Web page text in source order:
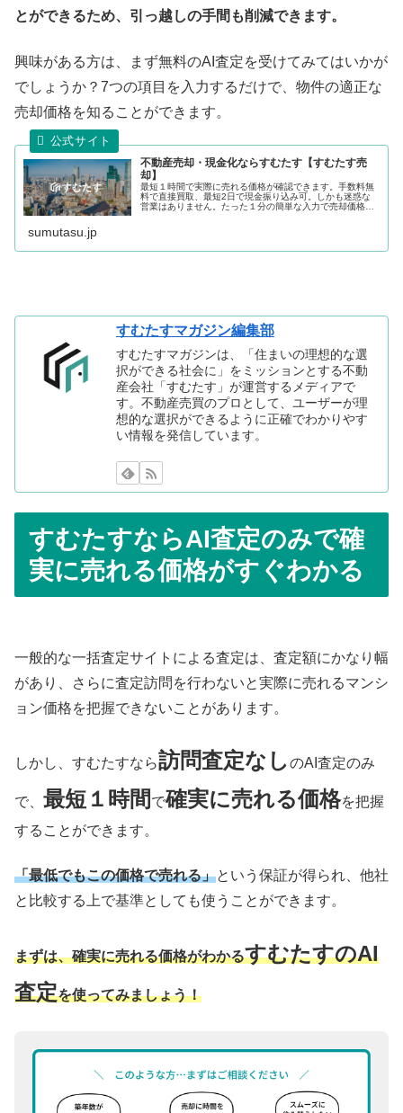
とができるため、引っ越しの手間も削減できます。
興味がある方は、まず無料のAI査定を受けてみてはいかが
でしょうか？7つの項目を入力するだけで、物件の適正な
売却価格を知ることができます。
不動産売却・現金化ならすむたす【すむたす売
却】
最短１時間で実際に売れる価格が確認できます。手数料無
料で直接買取、最短2日で現金振り込み可。しかも迷惑な
営業はありません。たった１分の簡単な入力で売却価格が
sumutasu.jp
すむたすマガジン編集部
すむたすマガジンは、「住まいの理想的な選
択ができる社会に」をミッションとする不動
産会社「すむたす」が運営するメディアで
す。不動産売買のプロとして、ユーザーが理
想的な選択ができるように正確でわかりやす
い情報を発信しています。
すむたすならAI査定のみで確
実に売れる価格がすぐわかる
一般的な一括査定サイトによる査定は、査定額にかなり幅
があり、さらに査定訪問を行わないと実際に売れるマンシ
ョン価格を把握できないことがあります。
しかし、すむたすなら訪問査定なしのAI査定のみ
で、 最短１時間 で確実に売れる価格を把握
することができます。
「最低でもこの価格で売れる」という保証が得られ、他社
と比較する上で基準としても使うことができます。
まずは、確実に売れる価格がわかるすむたすのAI
査定を使ってみましょう！